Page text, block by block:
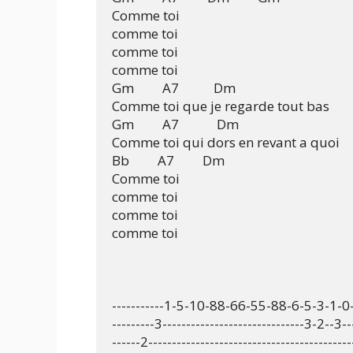
Comme toi
comme toi
comme toi
comme toi
Gm         A7           Dm
Comme toi que je regarde tout bas
Gm         A7            Dm
Comme toi qui dors en revant a quoi
Bb         A7         Dm
Comme toi
comme toi
comme toi
comme toi
-----------1-5-10-88-66-55-88-6-5-3-1-
---------3------------------------------3-2--
------